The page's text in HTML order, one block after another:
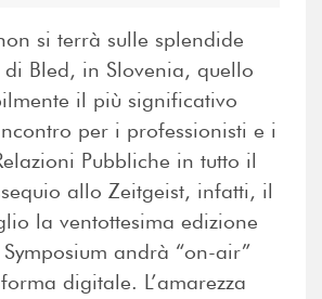
si terrà sulle splendide
Bled, in Slovenia, quello
il più significativo
per i professionisti e i
Pubbliche in tutto il
allo Zeitgeist, infatti, il
la ventottesima edizione
andrà “on-air”
digitale. L’amarezza